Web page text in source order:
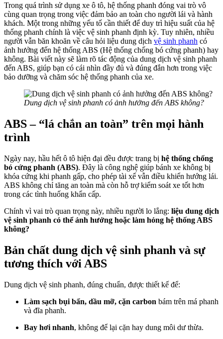
Trong quá trình sử dụng xe ô tô, hệ thống phanh đóng vai trò vô
cùng quan trọng trong việc đảm bảo an toàn cho người lái và hành
khách. Một trong những yếu tố cần thiết để duy trì hiệu suất của hệ
thống phanh chính là việc vệ sinh phanh định kỳ. Tuy nhiên, nhiều
người vẫn băn khoăn về câu hỏi liệu dung dịch vệ sinh phanh có
ảnh hưởng đến hệ thống ABS (Hệ thống chống bó cứng phanh) hay
không. Bài viết này sẽ làm rõ tác động của dung dịch vệ sinh phanh
đến ABS, giúp bạn có cái nhìn đầy đủ và đúng đắn hơn trong việc
bảo dưỡng và chăm sóc hệ thống phanh của xe.
Dung dịch vệ sinh phanh có ảnh hưởng đến ABS không?
ABS – “lá chắn an toàn” trên mọi hành
trình
Ngày nay, hầu hết ô tô hiện đại đều được trang bị hệ thống chống
bó cứng phanh (ABS). Đây là công nghệ giúp bánh xe không bị
khóa cứng khi phanh gấp, cho phép tài xế vẫn điều khiển hướng lái.
ABS không chỉ tăng an toàn mà còn hỗ trợ kiểm soát xe tốt hơn
trong các tình huống khẩn cấp.
Chính vì vai trò quan trọng này, nhiều người lo lắng: liệu dung dịch
vệ sinh phanh có thể ảnh hưởng hoặc làm hỏng hệ thống ABS
không?
Bản chất dung dịch vệ sinh phanh và sự
tương thích với ABS
Dung dịch vệ sinh phanh, đúng chuẩn, được thiết kế để:
Làm sạch bụi bẩn, dầu mỡ, cặn carbon bám trên má phanh
và đĩa phanh.
Bay hơi nhanh, không để lại cặn hay dung môi dư thừa.